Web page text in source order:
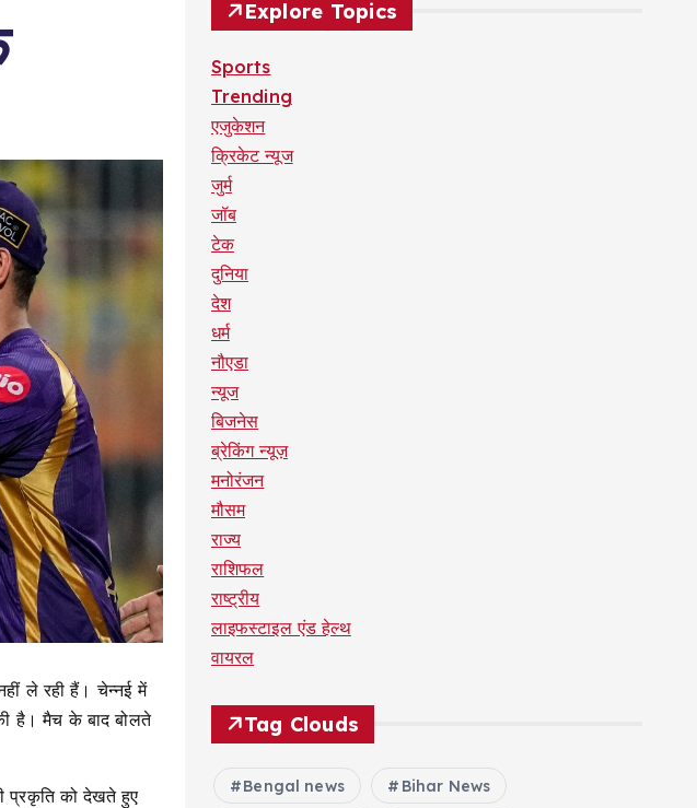
ले रही हैं। चेन्नई में
है। मैच के बाद बोलते
प्रकृति को देखते हुए
Explore Topics
Sports
Trending
एजुकेशन
क्रिकेट न्यूज
जुर्म
जॉब
टेक
दुनिया
देश
धर्म
नौएडा
न्यूज
बिजनेस
ब्रेकिंग न्यूज़
मनोरंजन
मौसम
राज्य
राशिफल
राष्ट्रीय
लाइफस्टाइल एंड हेल्थ
वायरल
Tag Clouds
Bengal news Bihar News